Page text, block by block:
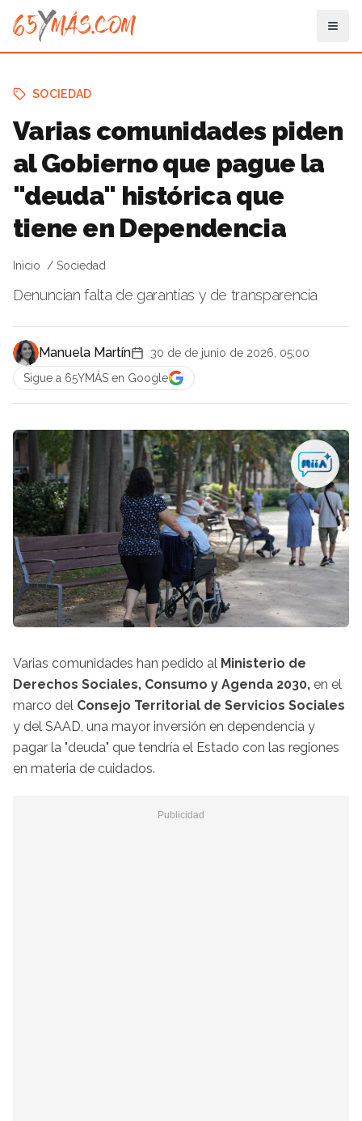
SOCIEDAD
Varias comunidades piden
al Gobierno que pague la
"deuda" histórica que
tiene en Dependencia
Inicio Sociedad
Denuncian falta de garantías y de transparencia
Manuela Martín
30 de de junio de 2026, 05:00
Sigue a 65YMÁS en Google
Varias comunidades han pedido al Ministerio de
Derechos Sociales, Consumo y Agenda 2030, en el
marco del Consejo Territorial de Servicios Sociales
y del SAAD, una mayor inversión en dependencia y
pagar la "deuda" que tendría el Estado con las regiones
en materia de cuidados.